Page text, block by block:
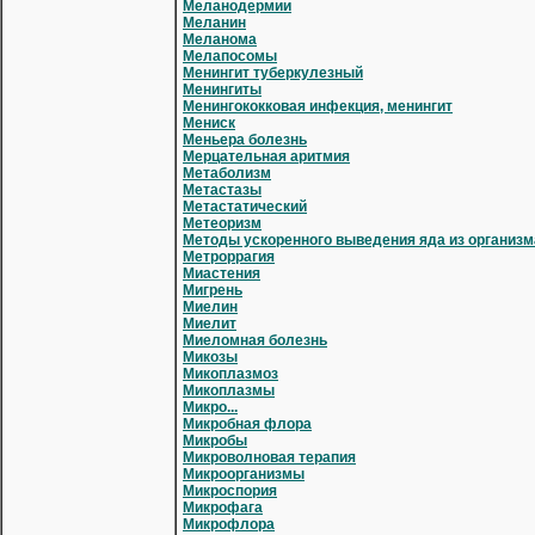
Меланодермии
Меланин
Меланома
Мелапосомы
Менингит туберкулезный
Менингиты
Менингококковая инфекция, менингит
Мениск
Меньера болезнь
Мерцательная аритмия
Метаболизм
Метастазы
Метастатический
Метеоризм
Методы ускоренного выведения яда из
Метроррагия
Миастения
Мигрень
Миелин
Миелит
Миеломная болезнь
Микозы
Микоплазмоз
Микоплазмы
Микро...
Микробная флора
Микробы
Микроволновая терапия
Микроорганизмы
Микроспория
Микрофага
Микрофлора